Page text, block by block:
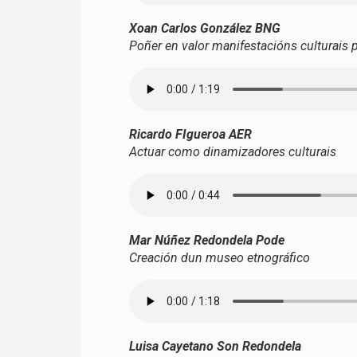
Xoan Carlos González BNG
Poñer en valor manifestacións culturais
Ricardo FIgueroa AER
Actuar como dinamizadores culturais
Mar Núñez Redondela Pode
Creación dun museo etnográfico
Luisa Cayetano Son Redondela